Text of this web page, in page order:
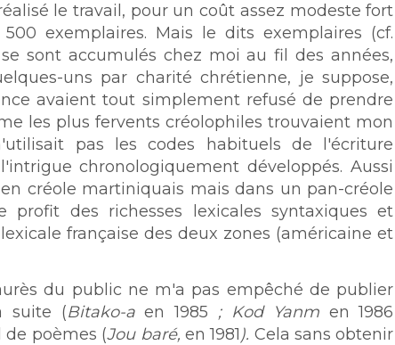
le travail, pour un coût assez modeste fort
exemplaires. Mais le dits exemplaires (cf.
sont accumulés chez moi au fil des années,
uns par charité chrétienne, je suppose,
avaient tout simplement refusé de prendre
les plus fervents créolophiles trouvaient mon
pas les codes habituels de l'écriture
chronologiquement développés. Aussi
créole martiniquais mais dans un pan-créole
des richesses lexicales syntaxiques et
française des deux zones (américaine et
du public ne m'a pas empêché de publier
suite (Bitako-aen 1985 ; Kod Yanm en 1986
de poèmes (Jou baré, en 1981). Cela sans obtenir